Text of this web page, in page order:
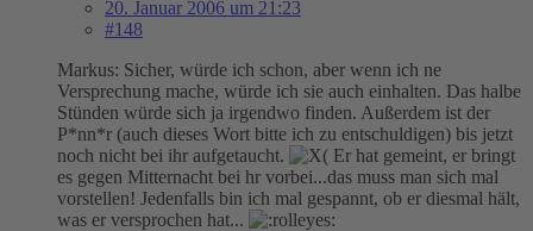
20. Januar 2006 um 21:23
#148
Markus: Sicher, würde ich schon, aber wenn ich ne
Versprechung mache, würde ich sie auch einhalten. Das halbe
Stünden würde sich ja irgendwo finden. Außerdem ist der
P*nn*r (auch dieses Wort bitte ich zu entschuldigen) bis jetzt
noch nicht bei ihr aufgetaucht.
Er hat gemeint, er bringt
es gegen Mitternacht bei hr vorbei...das muss man sich mal
vorstellen! Jedenfalls bin ich mal gespannt, ob er diesmal hält,
was er versprochen hat...